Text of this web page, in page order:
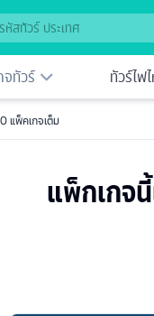
จทัวร์ ทัวร์ไฟ
แพ็คเกจเต็ม
แพ็กเกจ